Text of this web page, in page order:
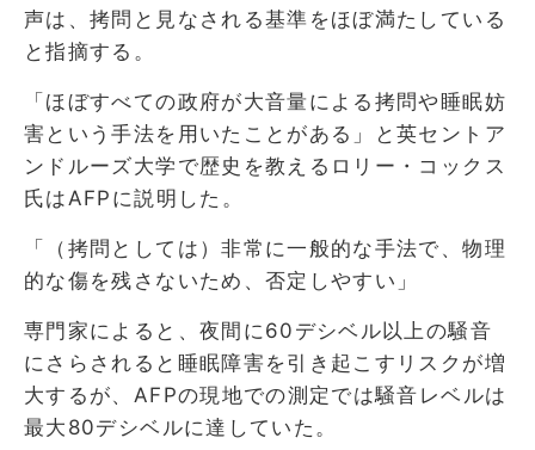
声は、拷問と見なされる基準をほぼ満たしている
と指摘する。
「ほぼすべての政府が大音量による拷問や睡眠妨
害という手法を用いたことがある」と英セントア
ンドルーズ大学で歴史を教えるロリー・コックス
氏はAFPに説明した。
「（拷問としては）非常に一般的な手法で、物理
的な傷を残さないため、否定しやすい」
専門家によると、夜間に60デシベル以上の騒音
にさらされると睡眠障害を引き起こすリスクが増
大するが、AFPの現地での測定では騒音レベルは
最大80デシベルに達していた。